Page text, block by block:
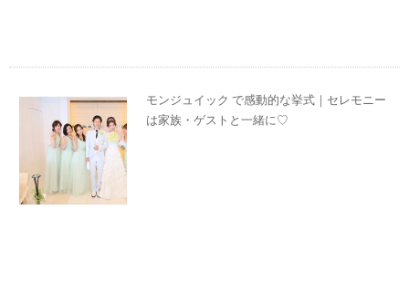
モンジュイック で感動的な挙式｜セレモニー
は家族・ゲストと一緒に♡